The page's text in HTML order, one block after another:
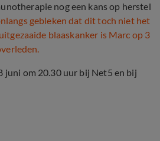
nog een kans op herstel
gebleken dat dit toch niet het
blaaskanker is Marc op 3
juni om 20.30 uur bij Net5 en bij